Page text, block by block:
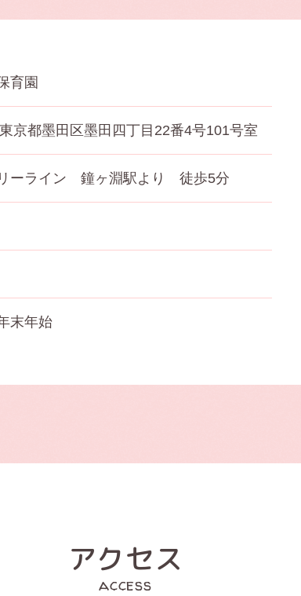
育園
京都墨田区墨田四丁目22番4号101号室
ーライン 鐘ヶ淵駅より 徒歩5分
末年始
アクセス
access